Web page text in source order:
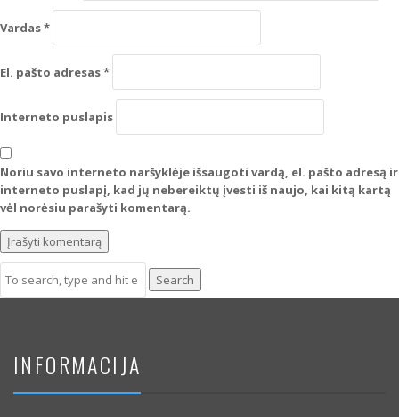
Vardas*
El. pašto adresas*
Interneto puslapis
Noriu savo interneto naršyklėje išsaugoti vardą, el. pašto adresą ir
interneto puslapį, kad jų nebereiktų įvesti iš naujo, kai kitą kartą
vėl norėsiu parašyti komentarą.
Search
INFORMACIJA